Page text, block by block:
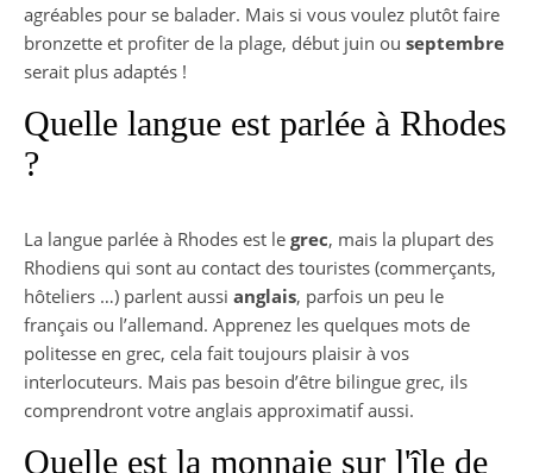
agréables pour se balader. Mais si vous voulez plutôt faire
bronzette et profiter de la plage, début juin ou septembre
serait plus adaptés !
Quelle langue est parlée à Rhodes
?
La langue parlée à Rhodes est le grec, mais la plupart des
Rhodiens qui sont au contact des touristes (commerçants,
hôteliers …) parlent aussi anglais, parfois un peu le
français ou l’allemand. Apprenez les quelques mots de
politesse en grec, cela fait toujours plaisir à vos
interlocuteurs. Mais pas besoin d’être bilingue grec, ils
comprendront votre anglais approximatif aussi.
Quelle est la monnaie sur l'île de